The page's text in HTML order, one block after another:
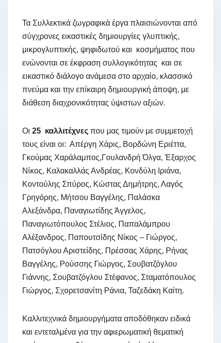
Τα Συλλεκτικά ζωγραφικά έργα πλαισιώνονται από
σύγχρονες εικαστικές δημιουργίες γλυπτικής,
μικρογλυπτικής, ψηφιδωτού και κοσμήματος που
ενώνονται σε έκφραση συλλογικότητας και σε
εικαστικό διάλογο ανάμεσα στο αρχαίο, κλασσικό
πνεύμα και την επίκαιρη δημιουργική άποψη, με
διάθεση διαχρονικότητας ύψιστων αξιών.
Οι 25 καλλιτέχνες που μας τιμούν με συμμετοχή
τους είναι οι: Απέργη Χάρις, Βορδώνη Εριέττα,
Γκούμας Χαράλαμπος,Γουλανδρή Όλγα, Έξαρχος
Νίκος, Καλακαλλάς Ανδρέας, Κονδύλη Ιριάνα,
Κοντούλης Σπύρος, Κώστας Δημήτρης, Λαγός
Γρηγόρης, Μήτσου Βαγγέλης, Παλάσκα
Αλεξάνδρα, Παναγιωτίδης Άγγελος,
Παναγιωτόπουλος Στέλιος, Παπαλάμπρου
Αλέξανδρος, Παπουτσίδης Νίκος – Γιώργος,
Πατσόγλου Αριστείδης, Πρέσσας Χάρης, Ρήνας
Βαγγέλης, Ρούσσης Γιώργος, Σουβατζόγλου
Γιάννης, Σουβατζόγλου Στέφανος, Σταματόπουλος
Γιώργος, Σχορετσανίτη Ράνια, Ταζεδάκη Καίτη.
Καλλιτεχνικά δημιουργήματα αποδόθηκαν ειδικά
και εντεταλμένα για την αφιερωματική θεματική